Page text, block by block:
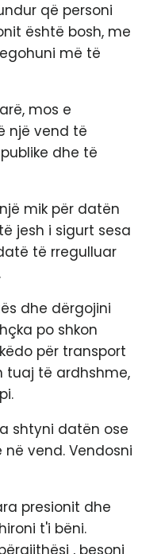
që personi
është bosh, me
më të
mos e
një vend të
dhe të
mik për datën
jesh i sigurt sesa
të rregulluar
dhe dërgojini
po shkon
për transport
tuaj të ardhshme,
shtyni datën ose
vend. Vendosni
presionit dhe
t'i bëni.